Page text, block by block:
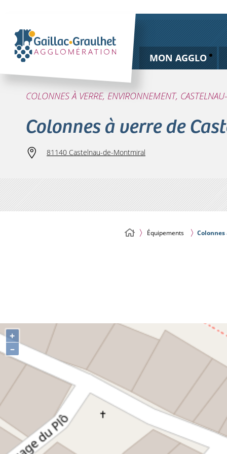
MON AGGLO
COLONNES À VERRE, ENVIRONNEMENT,
Colonnes à verre de
81140 Castelnau-de-Montmiral
Équipements
+
–